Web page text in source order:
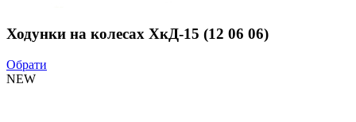
Ходунки на колесах ХкД-15 (12 06 06)
Обрати
NEW